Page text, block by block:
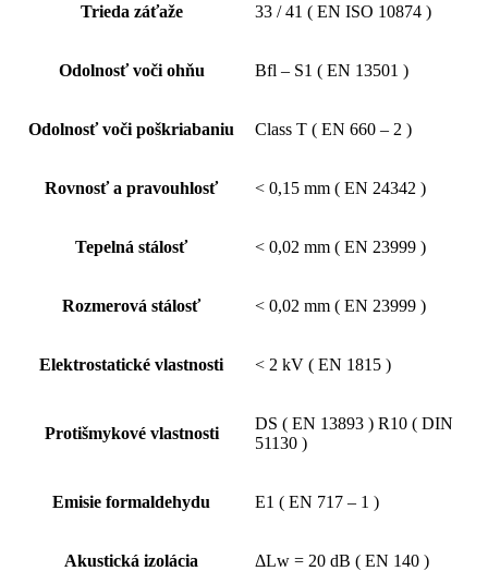
Trieda záťaže 33 / 41 ( EN ISO 10874 )
Odolnosť voči ohňu Bfl – S1 ( EN 13501 )
Odolnosť voči poškriabaniu Class T ( EN 660 – 2 )
Rovnosť a pravouhlosť < 0,15 mm ( EN 24342 )
Tepelná stálosť < 0,02 mm ( EN 23999 )
Rozmerová stálosť < 0,02 mm ( EN 23999 )
Elektrostatické vlastnosti < 2 kV ( EN 1815 )
Protišmykové vlastnosti
DS ( EN 13893 ) R10 ( DIN
51130 )
Emisie formaldehydu E1 ( EN 717 – 1 )
Akustická izolácia ΔLw = 20 dB ( EN 140 )